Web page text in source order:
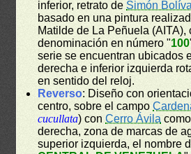
inferior, retrato deSimón
basado en una pintura
Matilde de La Peñuela (AITA),
denominación en número "100
serie se encuentran ubicados
derecha e inferior izquierda
en sentido del reloj.
Reverso: Diseño con
centro, sobre el campo
cucullata) conCerro Ávila
derecha, zona de marcas de
superior izquierda, el nombre